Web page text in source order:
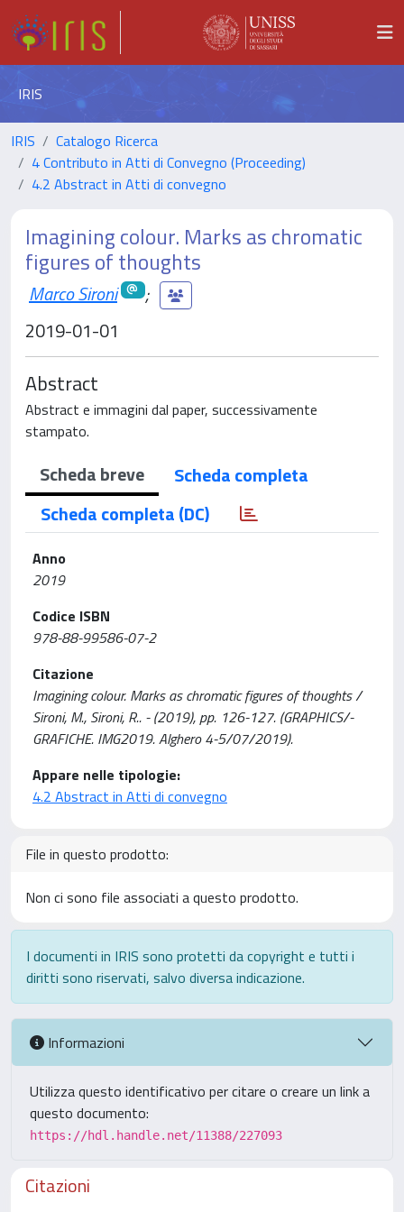
IRIS
IRIS
Catalogo Ricerca
4 Contributo in Atti di Convegno (Proceeding)
4.2 Abstract in Atti di convegno
Imagining colour. Marks as chromatic
figures of thoughts
Marco Sironi
;
2019-01-01
Abstract
Abstract e immagini dal paper, successivamente
stampato.
Scheda breve
Scheda completa
Scheda completa (DC)
Anno
2019
Codice ISBN
978-88-99586-07-2
Citazione
Imagining colour. Marks as chromatic figures of thoughts /
Sironi, M., Sironi, R.. - (2019), pp. 126-127. (GRAPHICS/-
GRAFICHE. IMG2019. Alghero 4-5/07/2019).
Appare nelle tipologie:
4.2 Abstract in Atti di convegno
File in questo prodotto:
Non ci sono file associati a questo prodotto.
I documenti in IRIS sono protetti da copyright e tutti i
diritti sono riservati, salvo diversa indicazione.
Informazioni
Utilizza questo identificativo per citare o creare un link a
questo documento:
https://hdl.handle.net/11388/227093
Citazioni